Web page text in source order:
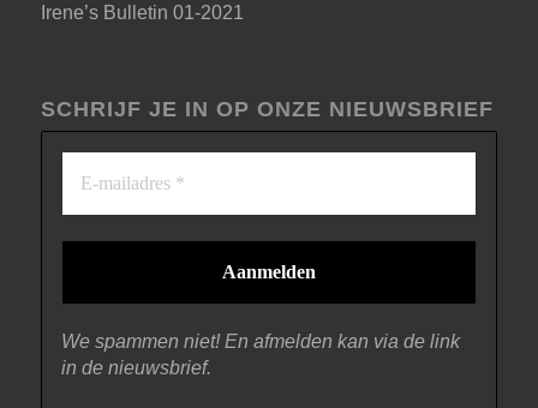
Irene’s Bulletin 01-2021
SCHRIJF JE IN OP ONZE NIEUWSBRIEF
We spammen niet! En afmelden kan via de link
in de nieuwsbrief.